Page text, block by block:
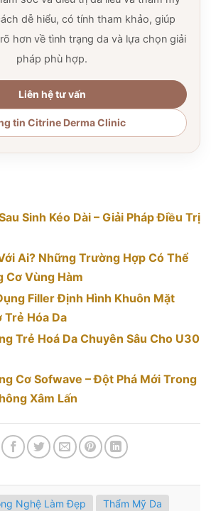
dễ hiểu, có tính tham khảo, giúp
hơn về tình trạng da và lựa chọn giải
pháp phù hợp.
Liên hệ tư vấn
tin Citrine Derma Clinic
Sinh Kéo Dài – Giải Pháp Điều Trị
Ai? Những Trường Hợp Có Thể
Cơ Vùng Hàm
Filler Định Hình Khuôn Mặt
Trẻ Hóa Da
Trẻ Hoá Da Chuyên Sâu Cho U30
Cơ Sofwave – Đột Phá Mới Trong
Xâm Lấn
Nghệ Làm Đẹp Thẩm Mỹ Da